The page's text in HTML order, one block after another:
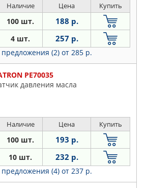
Наличие Цена Купить
100 шт. 188 р.
4 шт. 257 р.
(2) от 285 р.
PE70035
давления масла
Наличие Цена Купить
100 шт. 193 р.
10 шт. 232 р.
(4) от 237 р.